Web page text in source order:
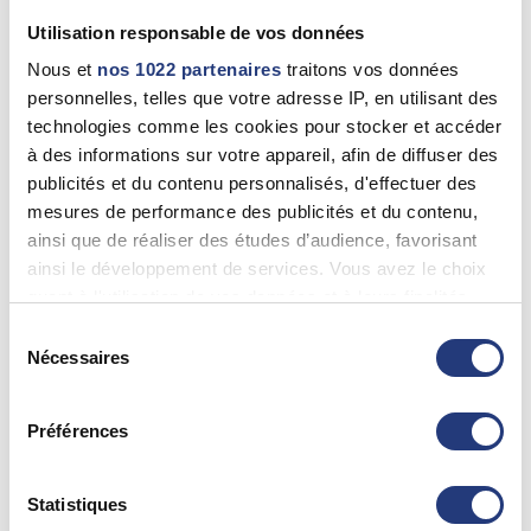
Utilisation responsable de vos données
Nous et nos 1022 partenaires traitons vos données
personnelles, telles que votre adresse IP, en utilisant des
technologies comme les cookies pour stocker et accéder
à des informations sur votre appareil, afin de diffuser des
publicités et du contenu personnalisés, d'effectuer des
mesures de performance des publicités et du contenu,
ainsi que de réaliser des études d’audience, favorisant
ainsi le développement de services. Vous avez le choix
tout moment en consultant la Déclaration relative aux
cookies ou en cliquant sur l'icône de confidentialité.
Si vous le permettez, nous aimerions également :
géographique qui peuvent être précises à plusieurs
Nécessaires
Préférences
Statistiques
PHILIPPE BARTHEZ
Saint-Germain-En-Laye (78100)
0130610344
Nathalie MAFFI-BERTHIER
POISSY (78300)
0134902353
PHILIPPE MENARD